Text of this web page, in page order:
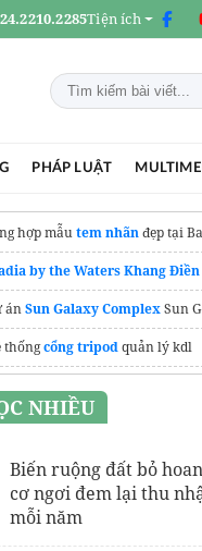
Tiện ích
PHÁP LUẬT
hợp mẫutem nhãnđẹp tại
by the Waters Khang Điền
ánSun Galaxy ComplexSun
thốngcổng tripodquản lý kdl
NHIỀU
Biến ruộng đất bỏ
cơ ngơi đem lại thu
mỗi năm